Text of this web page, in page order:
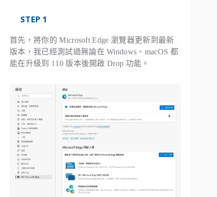
STEP 1
首先，將你的 Microsoft Edge 瀏覽器更新到最新
版本，我已經測試過無論在 Windows、macOS 都
能在升級到 110 版本後開啟 Drop 功能。